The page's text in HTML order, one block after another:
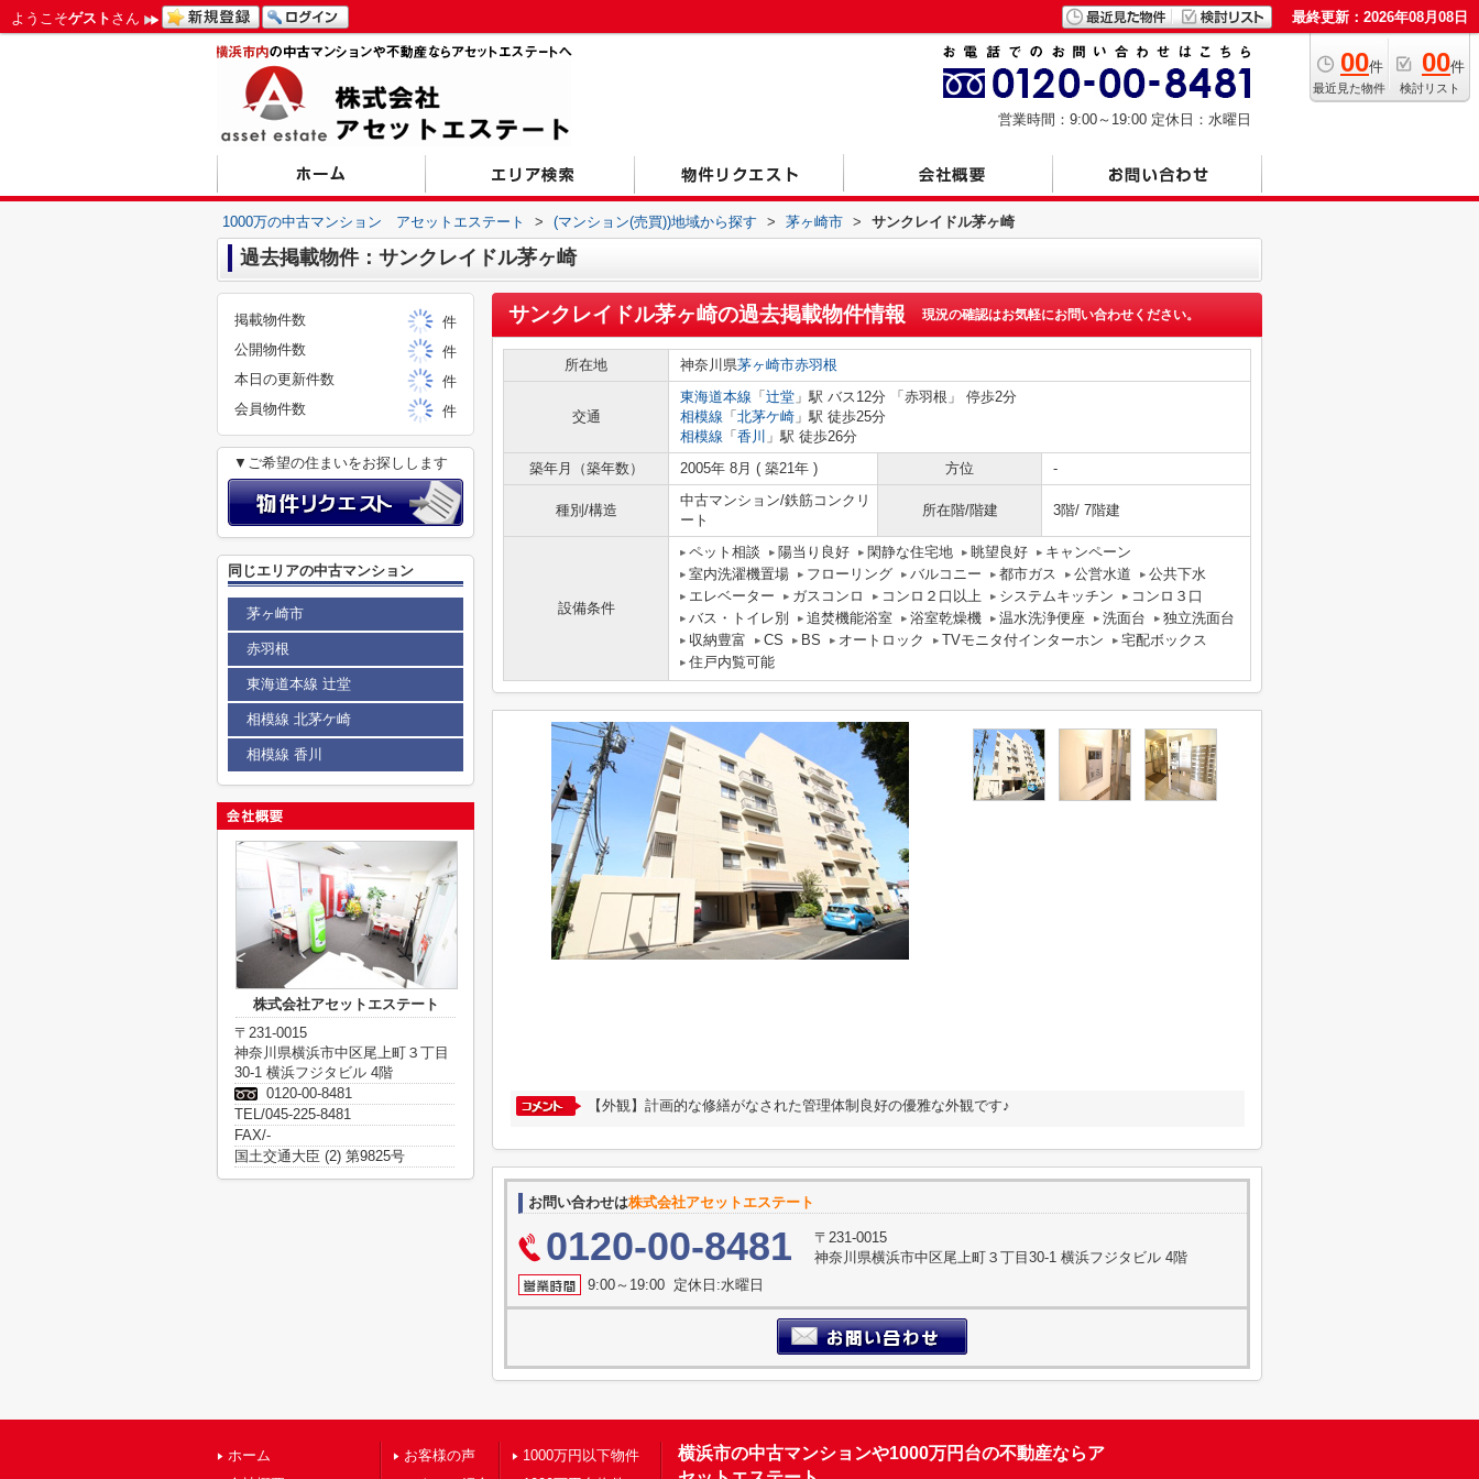
ようこそゲスト さん 最終更新：2026年08月08日
00件
最近見た物件
00件
検討リスト
営業時間：9:00～19:00 定休日：水曜日
1000万の中古マンション アセットエステート > (マンション(売買))地域から探す > 茅ヶ崎市 > サンクレイドル茅ヶ崎
過去掲載物件：サンクレイドル茅ヶ崎
サンクレイドル茅ヶ崎の過去掲載物件情報 現況の確認はお気軽にお問い合わせください。
所在地 神奈川県茅ヶ崎市赤羽根
交通
東海道本線 「 辻堂 」駅 バス12分 「赤羽根」 停歩2分
相模線 「 北茅ケ崎 」駅 徒歩25分
相模線 「 香川 」駅 徒歩26分
築年月（築年数）
2005年 8月 ( 築21年 ) 方位 -
種別/構造
中古マンション/鉄筋コンクリ
ート
所在階/階建 3階/ 7階建
設備条件
ペット相談 陽当り良好 閑静な住宅地 眺望良好
キャンペーン
室内洗濯機置場
フローリング バルコニー 都市ガス 公営水道
公共下水
エレベーター
ガスコンロ コンロ２口以上 システムキッチン
コンロ３口
バス・トイレ別
追焚機能浴室 浴室乾燥機 温水洗浄便座 洗面台
独立洗面台
収納豊富
CS BS オートロック TVモニタ付インターホン
宅配ボックス
住戸内覧可能
【外観】計画的な修繕がなされた管理体制良好の優雅な外観です♪
お問い合わせは株式会社アセットエステート
0120-00-8481
〒231-0015
神奈川県横浜市中区尾上町３丁目30-1 横浜フジタビル 4階
9:00～19:00 定休日:水曜日
掲載物件数
件
公開物件数
件
本日の更新件数
件
会員物件数
件
▼ご希望の住まいをお探しします
同じエリアの中古マンション
茅ヶ崎市
赤羽根
東海道本線 辻堂
相模線 北茅ケ崎
相模線 香川
株式会社アセットエステート
〒231-0015
神奈川県横浜市中区尾上町３丁目
30-1 横浜フジタビル 4階
0120-00-8481
TEL/045-225-8481
FAX/-
国土交通大臣 (2) 第9825号
ホーム
お客様の声
1000万円以下物件
横浜市の中古マンションや1000万円台の不動産ならア